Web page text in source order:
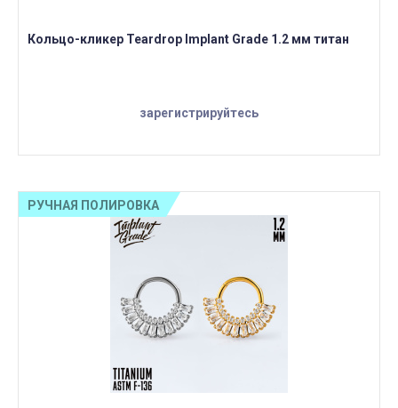
Кольцо-кликер Teardrop Implant Grade 1.2 мм титан
зарегистрируйтесь
РУЧНАЯ ПОЛИРОВКА